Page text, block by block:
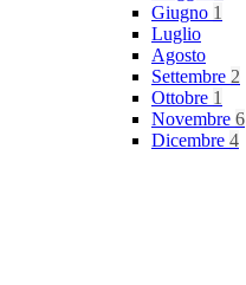
Giugno 1
Luglio
Agosto
Settembre 2
Ottobre 1
Novembre 6
Dicembre 4